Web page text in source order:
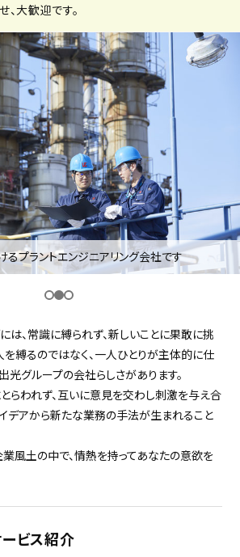
ミナー
科2年生向け採用継続中の企業特集
大歓迎です。
るプラントエンジニアリング会社です
は、常識に縛られず、新しいことに果敢に挑
を縛るのではなく、一人ひとりが主体的に仕
光グループの会社らしさがあります。
らわれず、互いに意見を交わし刺激を与え合
デアから新たな業務の手法が生まれること
風土の中で、情熱を持ってあなたの意欲を
ービス紹介